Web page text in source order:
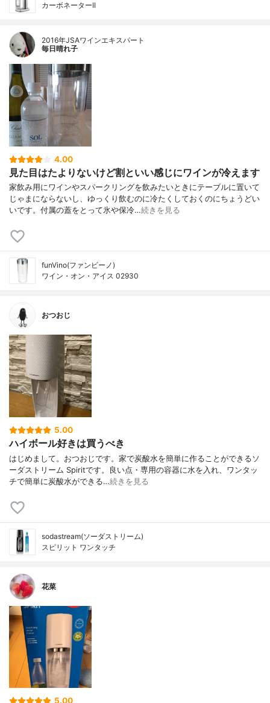
カーボネーターII
2016年JSAワインエキスパート
毎日晴れ子
4.00
見た目はたよりないけど割といい感じにワインが冷えます
家飲み用にワインやスパークリングを飲みたいときにテーブルに置いて
じゃまにならないし、ゆっくり飲むのに冷たくしておくのにちょうどい
いです。付属の蓋をとって氷や保冷…続きを見る
funVino(ファンビーノ)
ワイン・オン・アイス 02930
おつおじ
5.00
ハイボール好きは買うべき
はじめまして。おつおじです。家で炭酸水を簡単に作ることができるソ
ーダストリーム Spiritです。良い点・専用の容器に水を入れ、ワンタッ
チで簡単に炭酸水ができる…続きを見る
sodastream(ソーダストリーム)
スピリット ワンタッチ
花菜
5.00